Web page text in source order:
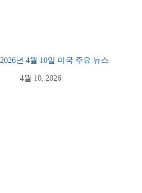
2026년 4월 10일 미국 주요 뉴스
4월 10, 2026